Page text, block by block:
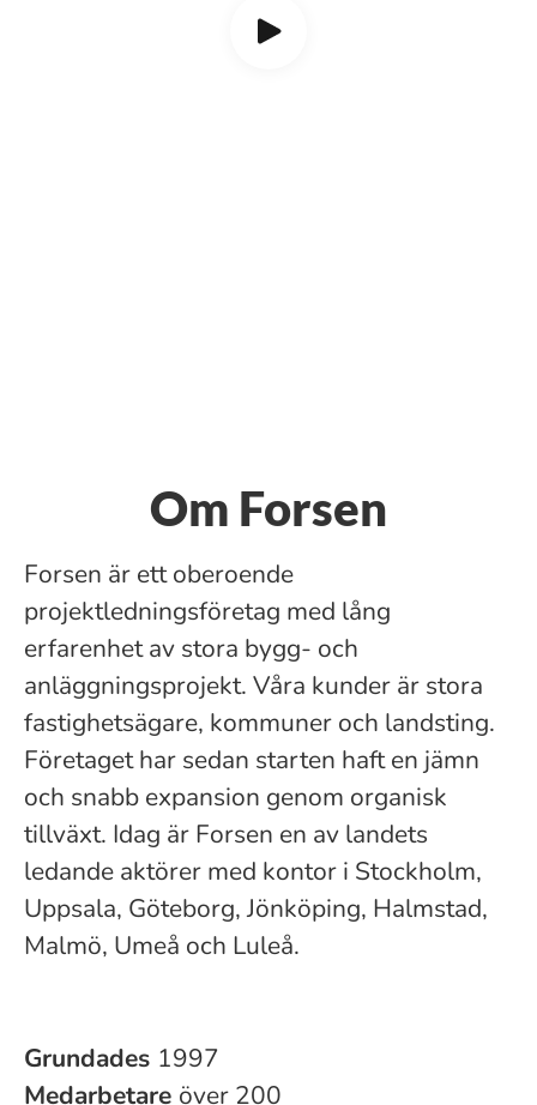
Om Forsen
Forsen är ett oberoende
projektledningsföretag med lång
erfarenhet av stora bygg- och
anläggningsprojekt. Våra kunder är stora
fastighetsägare, kommuner och landsting.
Företaget har sedan starten haft en jämn
och snabb expansion genom organisk
tillväxt. Idag är Forsen en av landets
ledande aktörer med kontor i Stockholm,
Uppsala, Göteborg, Jönköping, Halmstad,
Malmö, Umeå och Luleå.
Grundades 1997
Medarbetare över 200